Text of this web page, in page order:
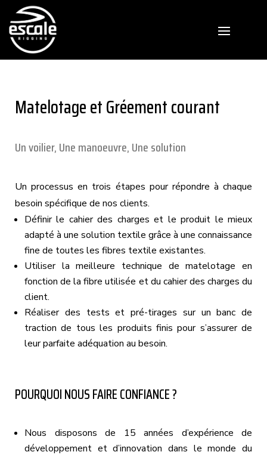
Matelotage et Gréement courant
Un voilier, Une manoeuvre, Une solution
Un processus en trois étapes pour répondre à chaque
besoin spécifique de nos clients.
Définir le cahier des charges et le produit le mieux
adapté à une solution textile grâce à une connaissance
fine de toutes les fibres textile existantes.
Utiliser la meilleure technique de matelotage en
fonction de la fibre utilisée et du cahier des charges du
client.
Réaliser des tests et pré-tirages sur un banc de
traction de tous les produits finis pour s’assurer de
leur parfaite adéquation au besoin.
POURQUOI NOUS FAIRE CONFIANCE ?
Nous disposons de 15 années d’expérience de
développement et d’innovation dans le monde du